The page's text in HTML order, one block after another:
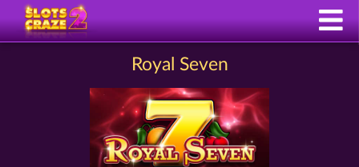
Royal Seven